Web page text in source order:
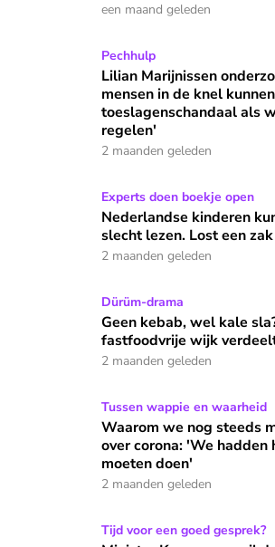
een maand geleden
Lilian Marijnissen onderzoekt hoe we
Pechhulp
Lilian Marijnissen
mensen in de knel
toeslagenschandaal als
regelen'
2 maanden geleden
Nederlandse kinderen kunnen nog
Experts doen boekje open
Nederlandse kinderen
slecht lezen. Lost een
2 maanden geleden
Geen kebab, wel kale sla? Plan voor
Dürüm-drama
Geen kebab, wel kale
fastfoodvrije wijk
2 maanden geleden
Waarom we nog steeds moeten
Tussen wappie en waarheid
Waarom we nog steeds
over corona: 'We hadden
moeten doen'
2 maanden geleden
Minister Karremans wil dat ouders
Tijd voor een goed gesprek?